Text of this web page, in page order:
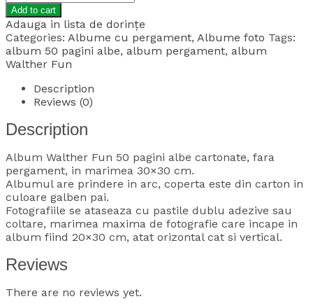
Add to cart
Adauga in lista de dorințe
Categories: Albume cu pergament, Albume foto Tags:
album 50 pagini albe, album pergament, album
Walther Fun
Description
Reviews (0)
Description
Album Walther Fun 50 pagini albe cartonate, fara
pergament, in marimea 30×30 cm.
Albumul are prindere in arc, coperta este din carton in
culoare galben pai.
Fotografiile se ataseaza cu pastile dublu adezive sau
coltare, marimea maxima de fotografie care incape in
album fiind 20×30 cm, atat orizontal cat si vertical.
Reviews
There are no reviews yet.